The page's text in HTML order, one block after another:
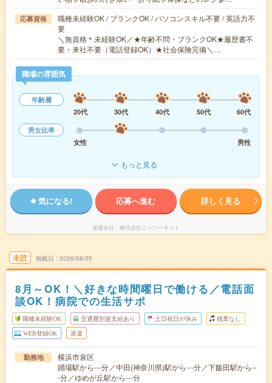
応募資格
職種未経験OK / ブランクOK / パソコンスキル不要 / 英語力不
要
＼無資格＊未経験OK／★年齢不問・ブランクOK★履歴書不
要・来社不要（電話登録OK）★社会保険完備＼…
職場の雰囲気
年齢層
20代
30代 40代 50代
60代
男女比率
女性
男性
もっと見る
気になる! 応募へ進む 詳しく見る
派遣会社 株式会社ニッソーネット
未読 掲載日 2026/08/05
8月～OK！＼好きな時間曜日で働ける／電話面
談OK！病院での生活サポ
職種未経験OK 交通費別途支給あり 土日祝日が休み 残業なし
WEB登録OK 派遣
勤務地
横浜市泉区
踊場駅から---分／中田(神奈川県)駅から---分／下飯田駅から--
-分／ゆめが丘駅から---分